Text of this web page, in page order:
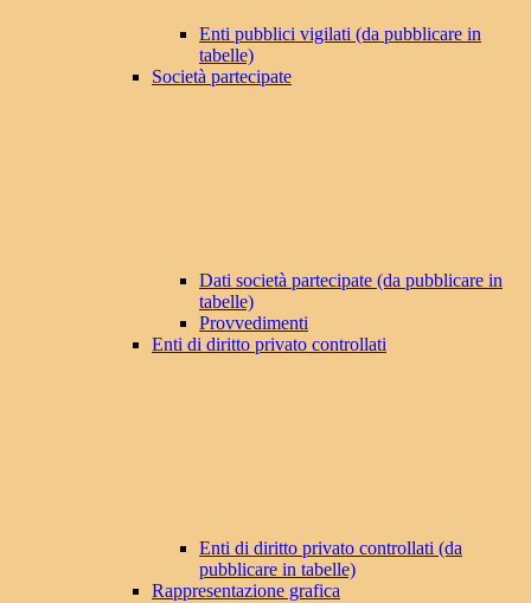
Enti pubblici vigilati (da pubblicare in
tabelle)
Società partecipate
Dati società partecipate (da pubblicare in
tabelle)
Provvedimenti
Enti di diritto privato controllati
Enti di diritto privato controllati (da
pubblicare in tabelle)
Rappresentazione grafica